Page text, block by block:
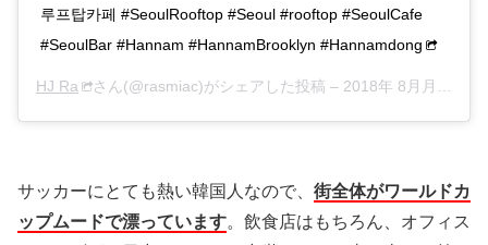
루프탑카페 #SeoulRooftop #Seoul #rooftop #SeoulCafe
#SeoulBar #Hannam #HannamBrooklyn #Hannamdong
HJ Ra さん(@rasmiac)がシェアした投稿 – 2018年 8月月18日午前1時21分PDT
サッカーにとても熱い韓国人なので、 街全体がワールドカ
ップムードで漂っています。飲食店はもちろん、オフィス